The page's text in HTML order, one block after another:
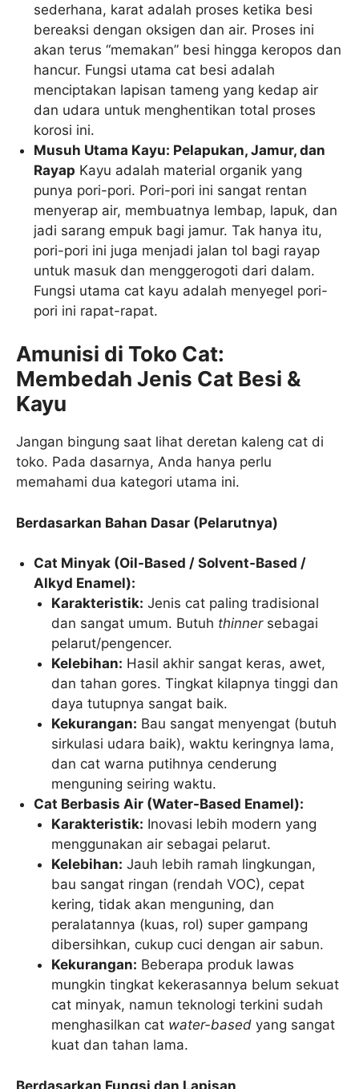
sederhana, karat adalah proses ketika besi
bereaksi dengan oksigen dan air. Proses ini
akan terus “memakan” besi hingga keropos dan
hancur. Fungsi utama cat besi adalah
menciptakan lapisan tameng yang kedap air
dan udara untuk menghentikan total proses
korosi ini.
Musuh Utama Kayu: Pelapukan, Jamur, dan
Rayap Kayu adalah material organik yang
punya pori-pori. Pori-pori ini sangat rentan
menyerap air, membuatnya lembap, lapuk, dan
jadi sarang empuk bagi jamur. Tak hanya itu,
pori-pori ini juga menjadi jalan tol bagi rayap
untuk masuk dan menggerogoti dari dalam.
Fungsi utama cat kayu adalah menyegel pori-
pori ini rapat-rapat.
Amunisi di Toko Cat:
Membedah Jenis Cat Besi &
Kayu
Jangan bingung saat lihat deretan kaleng cat di
toko. Pada dasarnya, Anda hanya perlu
memahami dua kategori utama ini.
Berdasarkan Bahan Dasar (Pelarutnya)
Cat Minyak (Oil-Based / Solvent-Based /
Alkyd Enamel):
Karakteristik: Jenis cat paling tradisional
dan sangat umum. Butuh thinnersebagai
pelarut/pengencer.
Kelebihan: Hasil akhir sangat keras, awet,
dan tahan gores. Tingkat kilapnya tinggi dan
daya tutupnya sangat baik.
Kekurangan: Bau sangat menyengat (butuh
sirkulasi udara baik), waktu keringnya lama,
dan cat warna putihnya cenderung
menguning seiring waktu.
Cat Berbasis Air (Water-Based Enamel):
Karakteristik: Inovasi lebih modern yang
menggunakan air sebagai pelarut.
Kelebihan: Jauh lebih ramah lingkungan,
bau sangat ringan (rendah VOC), cepat
kering, tidak akan menguning, dan
peralatannya (kuas, rol) super gampang
dibersihkan, cukup cuci dengan air sabun.
Kekurangan: Beberapa produk lawas
mungkin tingkat kekerasannya belum sekuat
cat minyak, namun teknologi terkini sudah
menghasilkan cat water-based yang sangat
kuat dan tahan lama.
Berdasarkan Fungsi dan Lapisan